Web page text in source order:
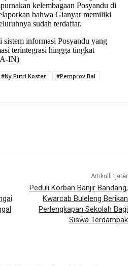
kelembagaan Posyandu di
bahwa Gianyar memiliki
sudah terdaftar.
informasi Posyandu yang
terintegrasi hingga tingkat
IN)
#Ny Putri Koster
#Pemprov Bal
Artikulli tjetër
Peduli Korban Banjir Bandang,
Kwarcab Buleleng Berikan
Perlengkapan Sekolah Bagi
Siswa Terdampak